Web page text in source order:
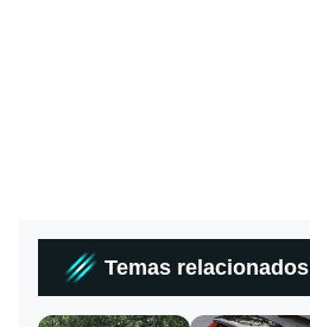
Temas relacionados